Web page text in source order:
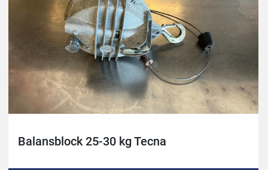
Balansblock 25-30 kg Tecna